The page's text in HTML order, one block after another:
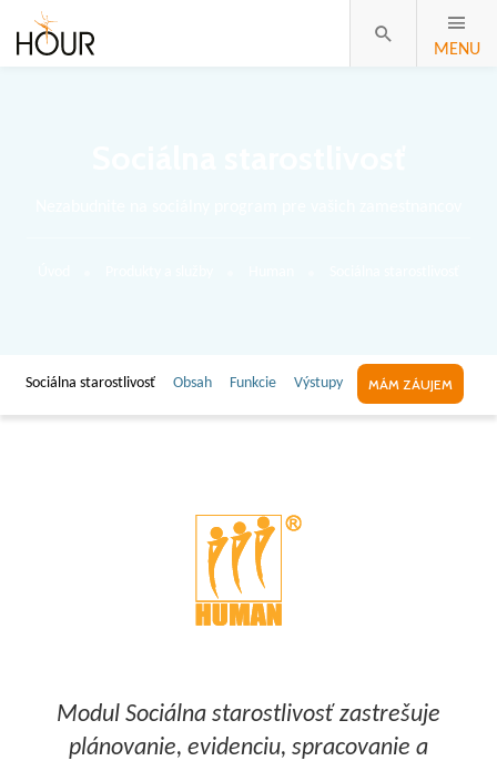
MENU
Sociálna starostlivosť Obsah Funkcie Výstupy MÁM ZÁUJEM
Modul Sociálna starostlivosť zastrešuje
plánovanie, evidenciu, spracovanie a